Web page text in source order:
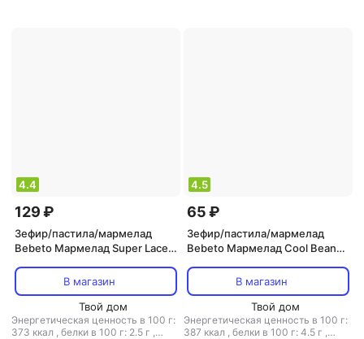
4.4
129 ₽
Зефир/пастила/мармелад
Bebeto Мармелад Super Laces,
В магазин
Твой дом
Энергетическая ценность в 100 г:
373 ккал , белки в 100 г: 2.5 г ,
4.5
65 ₽
Зефир/пастила/мармелад
Bebeto Мармелад Cool Beans
В магазин
Твой дом
Энергетическая ценность в 100 г:
387 ккал , белки в 100 г: 4.5 г ,